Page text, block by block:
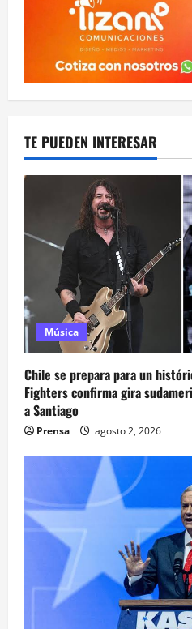
TE PUEDEN INTERESAR
Música
Chile se prepara para un
Fighters confirma gira
a Santiago
Prensa agosto 2, 2026